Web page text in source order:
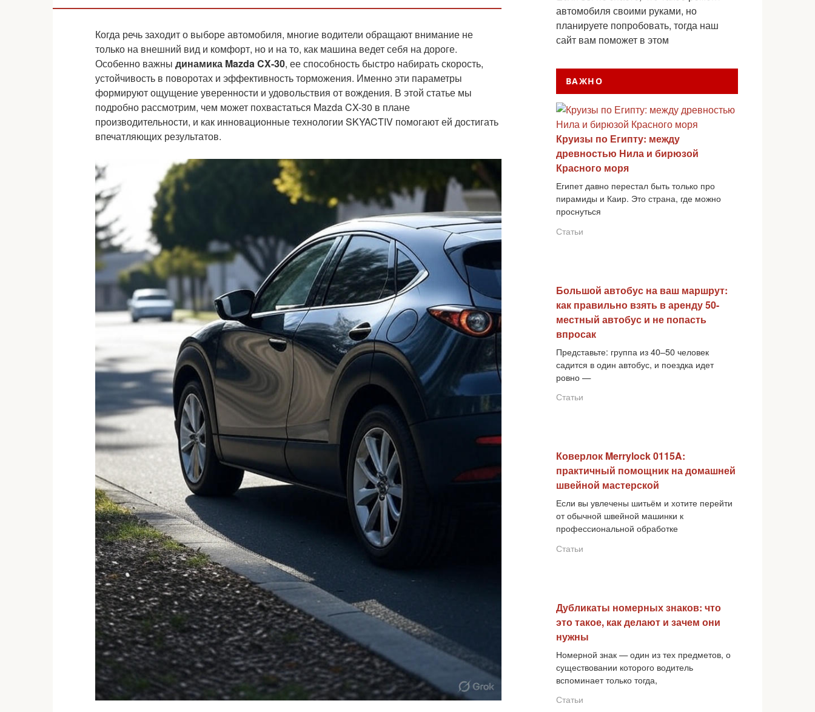
Когда речь заходит о выборе автомобиля, многие водители обращают внимание не
только на внешний вид и комфорт, но и на то, как машина ведет себя на дороге.
Особенно важны динамика Mazda CX-30, ее способность быстро набирать скорость,
устойчивость в поворотах и эффективность торможения. Именно эти параметры
формируют ощущение уверенности и удовольствия от вождения. В этой статье мы
подробно рассмотрим, чем может похвастаться Mazda CX-30 в плане
производительности, и как инновационные технологии SKYACTIV помогают ей достигать
впечатляющих результатов.
автомобиля своими руками, но
планируете попробовать, тогда наш
сайт вам поможет в этом
ВАЖНО
Круизы по Египту: между
древностью Нила и бирюзой
Красного моря
Египет давно перестал быть только про
пирамиды и Каир. Это страна, где можно
проснуться
Статьи
Большой автобус на ваш маршрут:
как правильно взять в аренду 50-
местный автобус и не попасть
впросак
Представьте: группа из 40–50 человек
садится в один автобус, и поездка идет
ровно —
Статьи
Коверлок Merrylock 0115A:
практичный помощник на домашней
швейной мастерской
Если вы увлечены шитьём и хотите перейти
от обычной швейной машинки к
профессиональной обработке
Статьи
Дубликаты номерных знаков: что
это такое, как делают и зачем они
нужны
Номерной знак — один из тех предметов, о
существовании которого водитель
вспоминает только тогда,
Статьи